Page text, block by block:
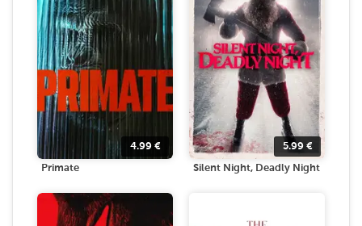
4.99 €
Primate
5.99 €
Silent Night, Deadly Night